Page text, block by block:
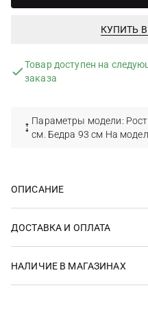
КУПИТЬ
Товар доступен на
заказа
Параметры модели: Рост
см. Бедра 93 см На
ОПИСАНИЕ
ДОСТАВКА И ОПЛАТА
НАЛИЧИЕ В МАГАЗИНАХ